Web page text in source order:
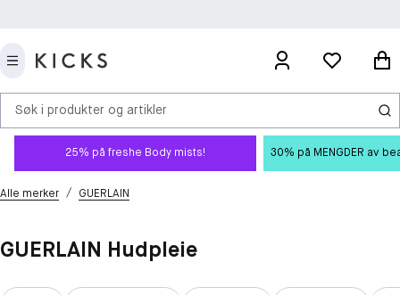
Søk i produkter og artikler
25% på freshe Body mists! 30% på MENGDER av
Alle merker / GUERLAIN
GUERLAIN Hudpleie